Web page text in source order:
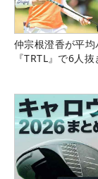
仲宗根澄香が平均
『TRTL』で6人抜